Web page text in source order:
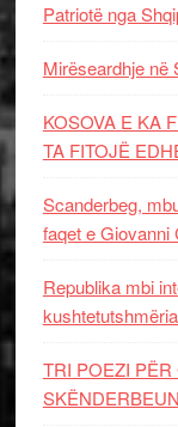
Patriotë nga
Mirëseardhje në
KOSOVA E KA
TA FITOJË
Scanderbeg,
faqet e Giovanni
Republika mbi
TRI POEZI
SKËNDERBEUN